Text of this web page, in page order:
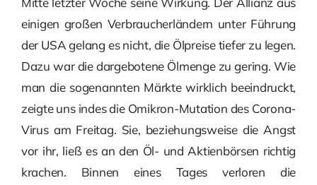
einigen großen Verbraucherländern unter Führung
der USA gelang es nicht, die Ölpreise tiefer zu legen.
Dazu war die dargebotene Ölmenge zu gering. Wie
man die sogenannten Märkte wirklich beeindruckt,
zeigte uns indes die Omikron-Mutation des Corona-
Virus am Freitag. Sie, beziehungsweise die Angst
vor ihr, ließ es an den Öl- und Aktienbörsen richtig
krachen. Binnen eines Tages verloren die